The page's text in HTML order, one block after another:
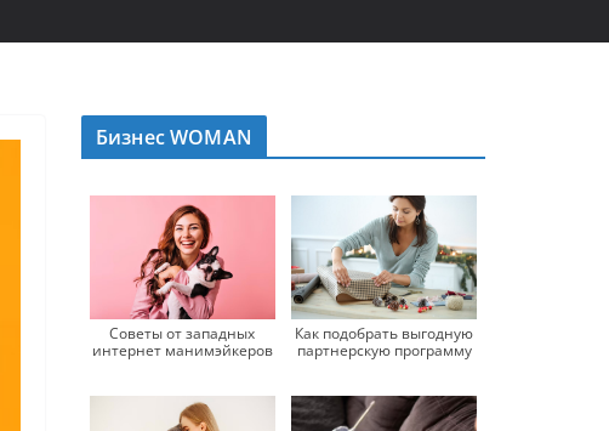
Бизнес WOMAN
Советы от западных
интернет манимэйкеров
Как подобрать выгодную
партнерскую программу